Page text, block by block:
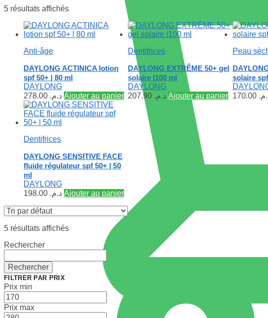
5 résultats affichés
Anti-âge
DAYLONG ACTINICA lotion
spf 50+ | 80 ml
DAYLONG
د.م. Ajouter au panier
Dentifrices
DAYLONG EXTRÊME 50+ gel
solaire |100 ml
DAYLONG
د.م. Ajouter au panier
Peau
solaire
170.00
Dentifrices
DAYLONG SENSITIVE FACE
fluide régulateur spf 50+ | 50
ml
DAYLONG
د.م. Ajouter au panier
5 résultats affichés
Rechercher
Rechercher
FILTRER PAR PRIX
Prix min
Prix max